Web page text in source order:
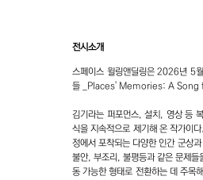
전시소개
스페이스 윌링앤딜링은 2026년 5
들 _Places' Memories: A Song
김기라는 퍼포먼스, 설치, 영상 등
식을 지속적으로 제기해 온 작가이
정에서 포착되는 다양한 인간 군상
불안, 부조리, 불평등과 같은 문제들
동 가능한 형태로 전환하는 데 주목